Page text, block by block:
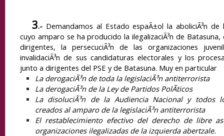
3.- Demandamos al Estado espaÃ±ol la aboliciÃ³n de
cuyo amparo se ha producido la ilegalizaciÃ³n de
dirigentes, la persecuciÃ³n de las organizaciones
invalidaciÃ³n de sus candidaturas electorales y los
junto a dirigentes del PSE y de Batasuna. Muy en particular
La derogaciÃ³n de toda la legislaciÃ³n antiterrorista
La derogaciÃ³n de la Ley de Partidos PolÃ­ticos
La disoluciÃ³n de la Audiencia Nacional y todos
creados al amparo de la legislaciÃ³n antiterrorista
El restablecimiento efectivo del derecho de libre
organizaciones ilegalizadas de la izquierda abertzale.